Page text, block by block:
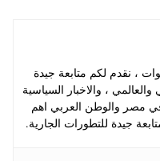
، نقدم لكم متابعة جيدة
، والاخبار السياسية
في مصر والوطن العربي اهم
جيدة للتطورات الجارية.